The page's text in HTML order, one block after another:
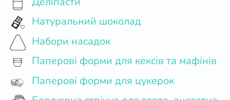
Натуральний шоколад
Набори насадок
Паперові форми для кексів та мафінів
Паперові форми для цукерок